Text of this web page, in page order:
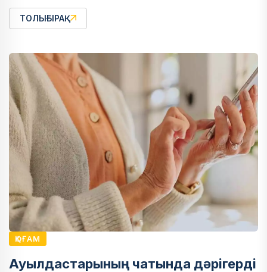
ТОЛЫҒЫРАҚ
ҚОҒАМ
Ауылдастарының чатында дәрігерді